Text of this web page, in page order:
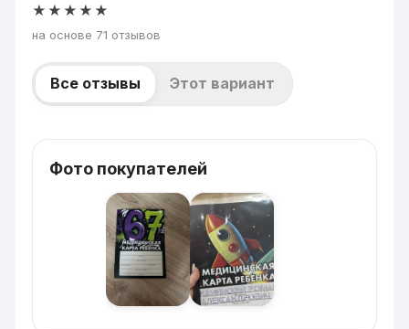
★★★★★
на основе 71 отзывов
Все отзывы Этот вариант
Фото покупателей